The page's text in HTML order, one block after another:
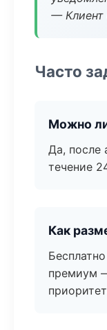
— Клиент
Часто
Можно
Да, после
течение
Как
премиум